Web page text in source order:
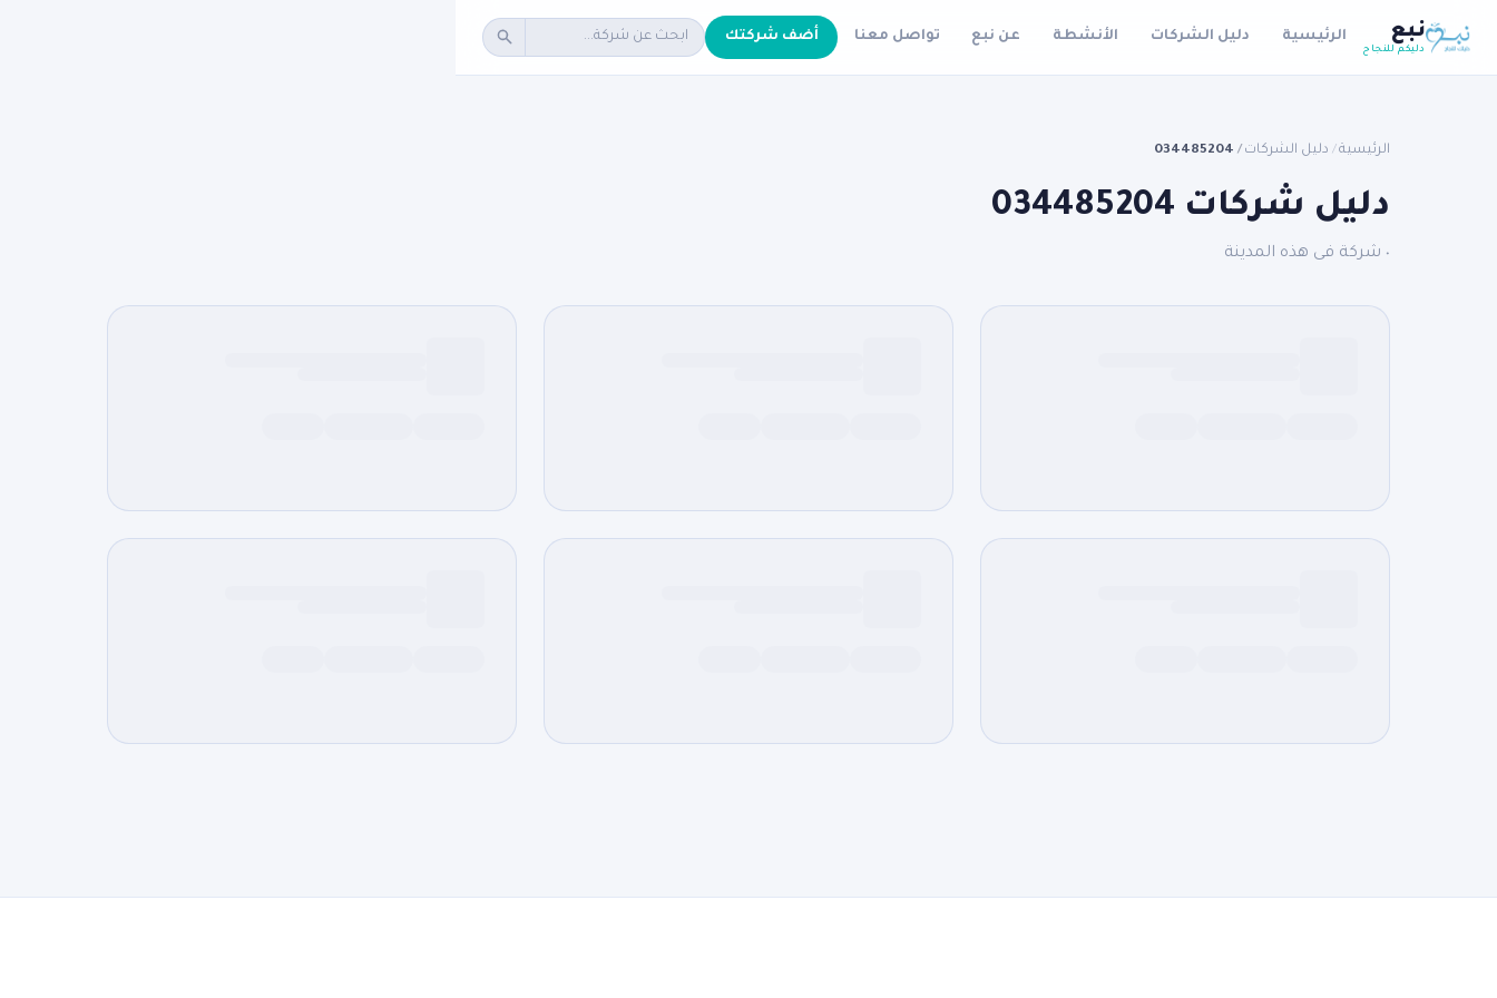
نبع
دليكم للنجاح
الرئيسية دليل الشركات الأنشطة عن نبع تواصل معنا أضف شركتك
الرئيسية/ دليل الشركات /
034485204
دليل شركات 034485204
٠ شركة فى هذه المدينة